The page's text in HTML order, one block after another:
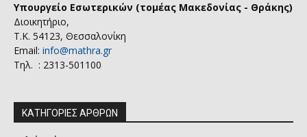
Υπουργείο Εσωτερικών (τομέας Μακεδονίας - Θράκης)
Διοικητήριο,
Τ.Κ. 54123, Θεσσαλονίκη
Email: info@mathra.gr
Τηλ. : 2313-501100
ΚΑΤΗΓΟΡΙΕΣ ΑΡΘΡΩΝ